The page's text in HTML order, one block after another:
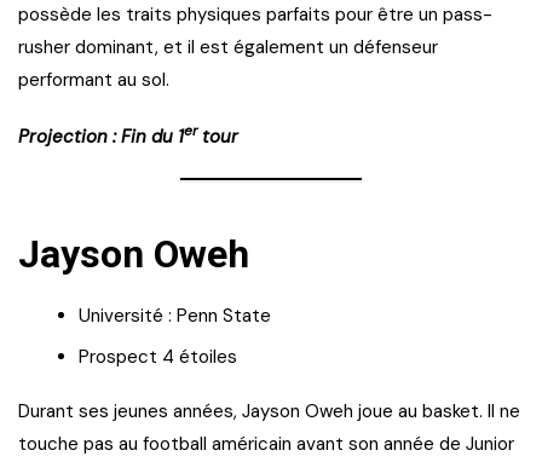
possède les traits physiques parfaits pour être un pass-
rusher dominant, et il est également un défenseur
performant au sol.
Projection : Fin du 1ertour
Jayson Oweh
Université : Penn State
Prospect 4 étoiles
Durant ses jeunes années, Jayson Oweh joue au basket. Il ne
touche pas au football américain avant son année de Junior